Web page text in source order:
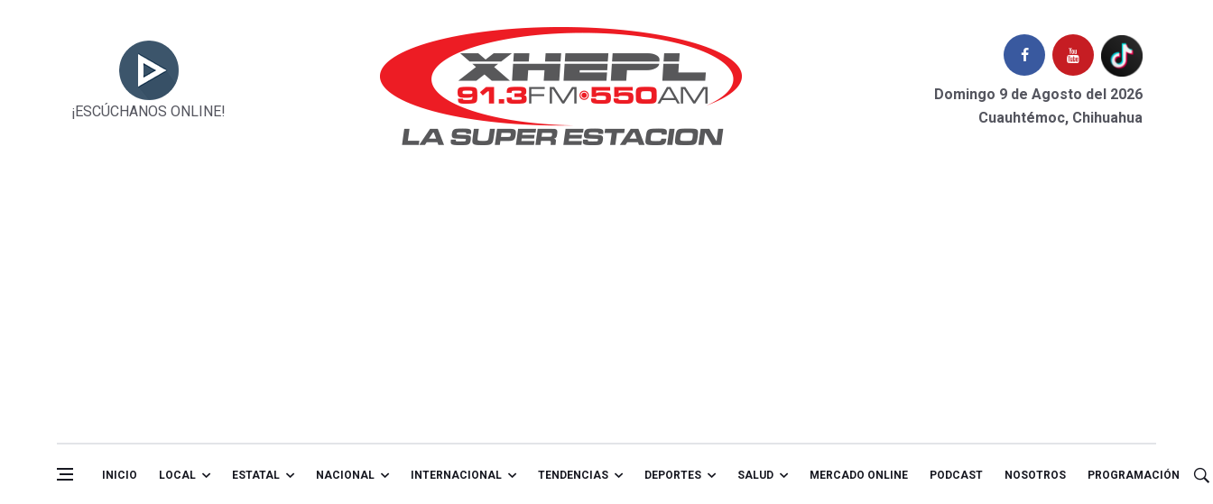
¡ESCÚCHANOS ONLINE!
Domingo 9 de Agosto del 2026
Cuauhtémoc, Chihuahua
INICIO LOCAL ESTATAL NACIONAL INTERNACIONAL TENDENCIAS DEPORTES SALUD MERCADO ONLINE PODCAST NOSOTROS PROGRAMACIÓN